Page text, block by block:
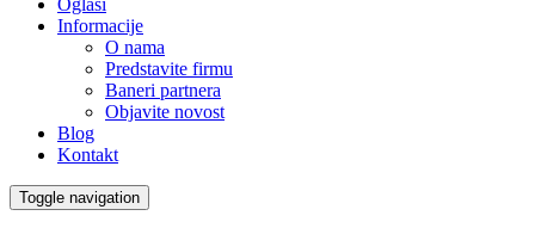
Oglasi
Informacije
O nama
Predstavite firmu
Baneri partnera
Objavite novost
Blog
Kontakt
Toggle navigation